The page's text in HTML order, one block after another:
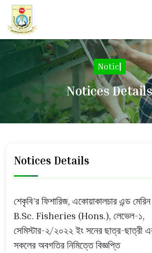
Notice
Notices Details
Notices Details
শেকৃবি’র ফিশারিজ, একোয়াকালচার এন্ড
B.Sc. Fisheries (Hons.), লেভেল-১,
সেমিস্টার-২/২০২২ ইং সনের ছাত্র-ছাত্রী
সকলের অবগতির নিমিত্তে বিজ্ঞপ্তি